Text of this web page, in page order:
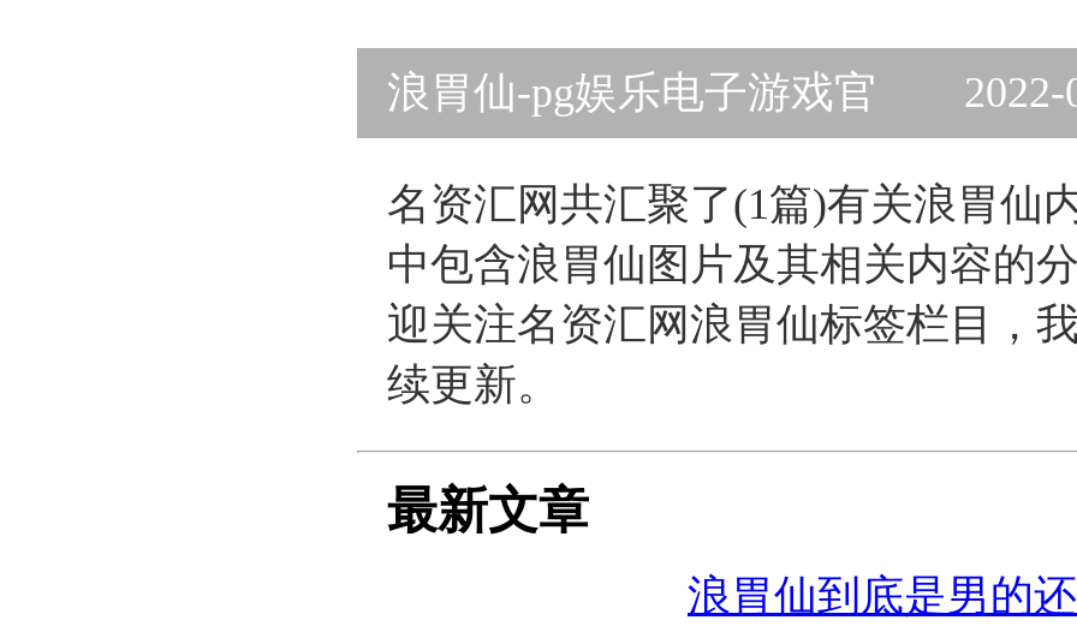
浪胃仙-pg娱乐电子游戏官
网版
2022-
名资汇网共汇聚了(1篇)有关浪胃仙
中包含浪胃仙图片及其相关内容的
迎关注名资汇网浪胃仙标签栏目，
续更新。
最新文章
浪胃仙到底是男的